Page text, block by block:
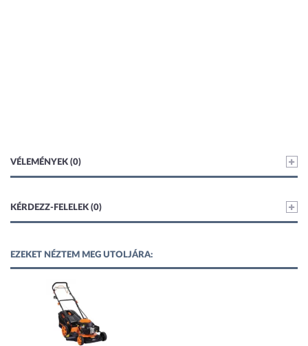
VÉLEMÉNYEK (0)
KÉRDEZZ-FELELEK (0)
EZEKET NÉZTEM MEG UTOLJÁRA: